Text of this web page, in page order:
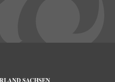
SACHSEN